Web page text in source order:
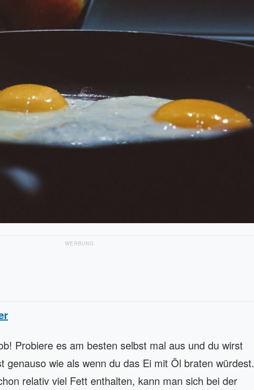
WERBUNG
Probiere es am besten selbst mal aus und du wirst
genauso wie als wenn du das Ei mit Öl braten würdest.
relativ viel Fett enthalten, kann man sich bei der